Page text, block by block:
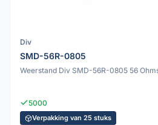
Div
SMD-56R-0805
Weerstand Div SMD-56R-0805 56
5000
Verpakking van 25 stuks